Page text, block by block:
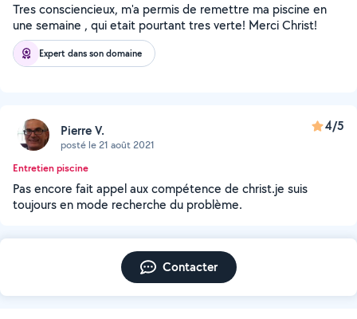
Tres consciencieux, m'a permis de remettre ma piscine en
une semaine , qui etait pourtant tres verte! Merci Christ!
Expert dans son domaine
Pierre V.
posté le 21 août 2021
4/5
Entretien piscine
Pas encore fait appel aux compétence de christ.je suis
toujours en mode recherche du problème.
Contacter